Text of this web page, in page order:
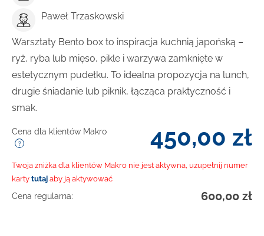
Paweł Trzaskowski
Warsztaty Bento box to inspiracja kuchnią japońską –
ryż, ryba lub mięso, pikle i warzywa zamknięte w
estetycznym pudełku. To idealna propozycja na lunch,
drugie śniadanie lub piknik, łącząca praktyczność i
smak.
Cena dla klientów Makro 450,00 zł
Twoja zniżka dla klientów Makro nie jest aktywna, uzupełnij numer
karty tutaj aby ją aktywować
Cena regularna: 600,00 zł